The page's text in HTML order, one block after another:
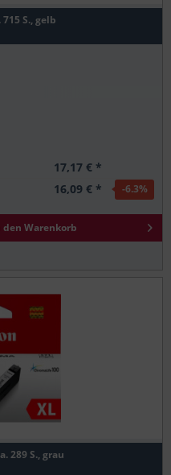
S., gelb
17,17 € *
16,09 € * -6.3%
den Warenkorb
289 S., grau